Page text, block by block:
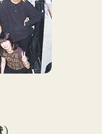
引領下一
的旋律贏
眾的支
揮各自的
溫暖的音
福岡等地
影片。